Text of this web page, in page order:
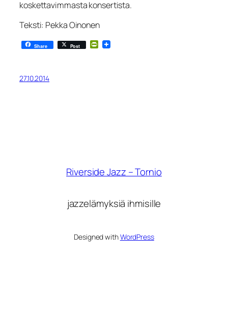
koskettavimmasta konsertista.
Teksti: Pekka Oinonen
Share Post PrintFriendly
27.10.2014
Riverside Jazz – Tornio
jazzelämyksiä ihmisille
Designed withWordPress